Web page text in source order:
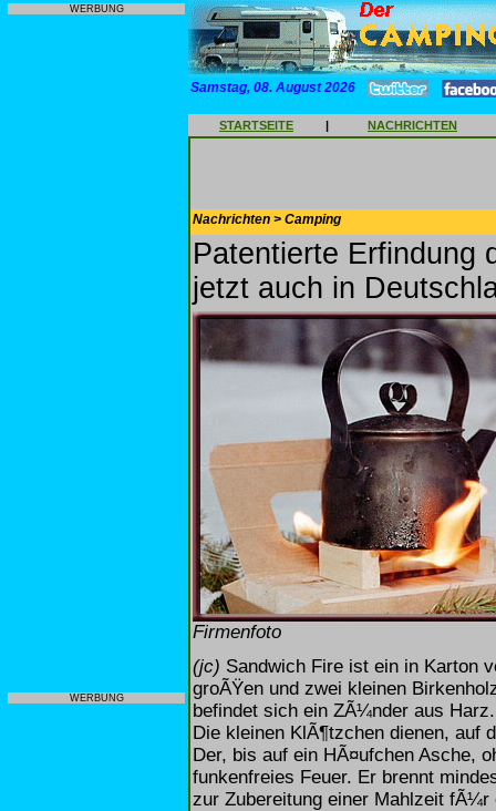
WERBUNG
WERBUNG
Samstag, 08. August 2026
STARTSEITE | NACHRICHTEN
Nachrichten > Camping
Patentierte Erfindung
jetzt auch in
Firmenfoto
(jc) Sandwich Fire ist ein in Karton
groÃŸen und zwei kleinen
befindet sich ein ZÃ¼nder aus
Die kleinen KlÃ¶tzchen dienen, auf
Der, bis auf ein HÃ¤ufchen Asche,
funkenfreies Feuer. Er brennt
zur Zubereitung einer Mahlzeit